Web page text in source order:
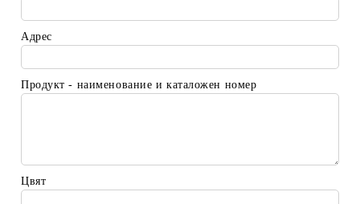
Адрес
Продукт - наименование и каталожен номер
Цвят